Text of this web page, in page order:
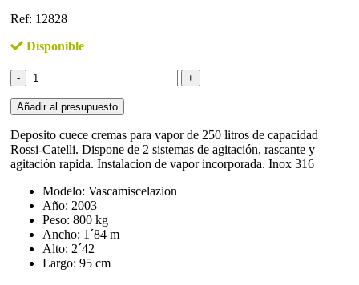
Ref: 12828
Disponible
Deposito
Rossi&Catelli
250
litros
para
vapor
cantidad
Añadir al presupuesto
Deposito cuece cremas para vapor de 250 litros de capacidad
Rossi-Catelli. Dispone de 2 sistemas de agitación, rascante y
agitación rapida. Instalacion de vapor incorporada. Inox 316
Modelo: Vascamiscelazion
Año: 2003
Peso: 800 kg
Ancho: 1´84 m
Alto: 2´42
Largo: 95 cm